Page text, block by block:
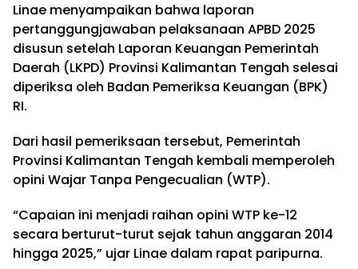
Linae menyampaikan bahwa laporan
pertanggungjawaban pelaksanaan APBD 2025
disusun setelah Laporan Keuangan Pemerintah
Daerah (LKPD) Provinsi Kalimantan Tengah selesai
diperiksa oleh Badan Pemeriksa Keuangan (BPK)
RI.
Dari hasil pemeriksaan tersebut, Pemerintah
Provinsi Kalimantan Tengah kembali memperoleh
opini Wajar Tanpa Pengecualian (WTP).
“Capaian ini menjadi raihan opini WTP ke-12
secara berturut-turut sejak tahun anggaran 2014
hingga 2025,” ujar Linae dalam rapat paripurna.